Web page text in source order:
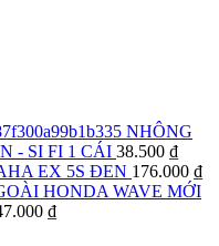
NHÔNG
- SI FI 1 CÁI 38.500 ₫
EX 5S ĐEN 176.000 ₫
HONDA WAVE MỚI
₫